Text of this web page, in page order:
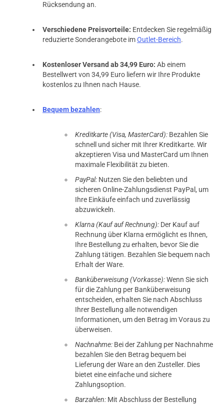
Rücksendung an.
Verschiedene Preisvorteile: Entdecken Sie regelmäßig
reduzierte Sonderangebote imOutlet-Bereich.
Kostenloser Versand ab 34,99 Euro: Ab einem
Bestellwert von 34,99 Euro liefern wir Ihre Produkte
kostenlos zu Ihnen nach Hause.
Bequem bezahlen:
Kreditkarte (Visa, MasterCard): Bezahlen Sie
schnell und sicher mit Ihrer Kreditkarte. Wir
akzeptieren Visa und MasterCard um Ihnen
maximale Flexibilität zu bieten.
PayPal: Nutzen Sie den beliebten und
sicheren Online-Zahlungsdienst PayPal, um
Ihre Einkäufe einfach und zuverlässig
abzuwickeln.
Klarna (Kauf auf Rechnung): Der Kauf auf
Rechnung über Klarna ermöglicht es Ihnen,
Ihre Bestellung zu erhalten, bevor Sie die
Zahlung tätigen. Bezahlen Sie bequem nach
Erhalt der Ware.
Banküberweisung (Vorkasse):Wenn Sie sich
für die Zahlung per Banküberweisung
entscheiden, erhalten Sie nach Abschluss
Ihrer Bestellung alle notwendigen
Informationen, um den Betrag im Voraus zu
überweisen.
Nachnahme: Bei der Zahlung per Nachnahme
bezahlen Sie den Betrag bequem bei
Lieferung der Ware an den Zusteller. Dies
bietet eine einfache und sichere
Zahlungsoption.
Barzahlen: Mit Abschluss der Bestellung